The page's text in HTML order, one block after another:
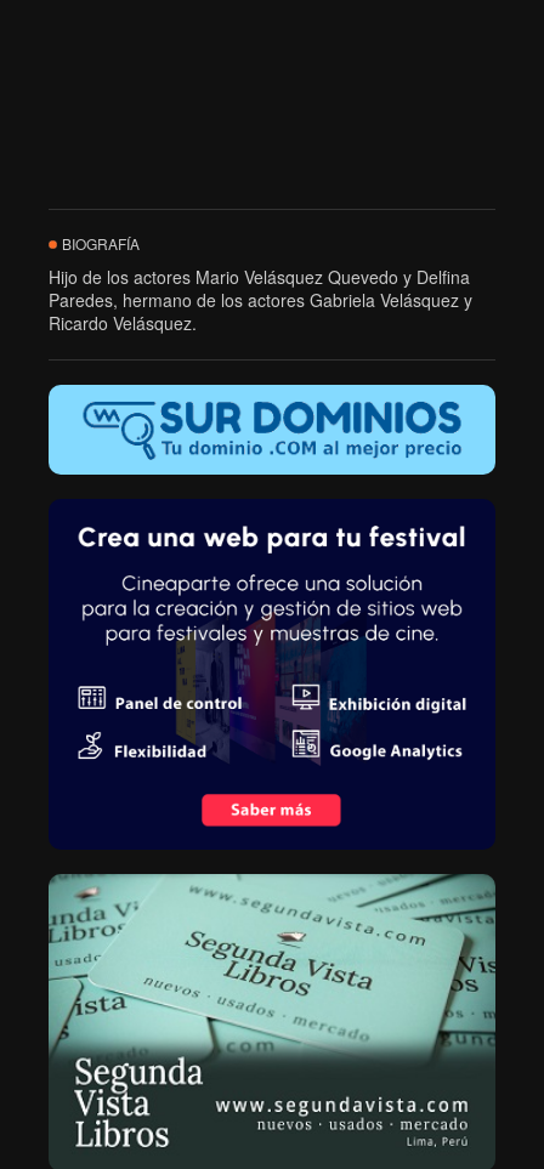
BIOGRAFÍA
Hijo de los actores Mario Velásquez Quevedo y Delfina
Paredes, hermano de los actores Gabriela Velásquez y
Ricardo Velásquez.